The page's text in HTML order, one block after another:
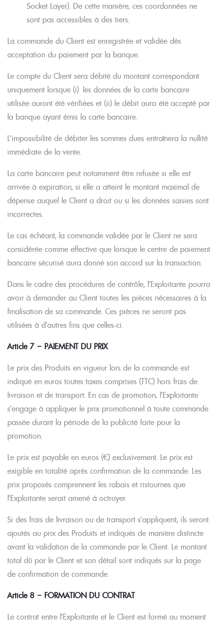
Socket Layer). De cette manière, ces coordonnées ne
sont pas accessibles à des tiers.
La commande du Client est enregistrée et validée dès
acceptation du paiement par la banque.
Le compte du Client sera débité du montant correspondant
uniquement lorsque (i) les données de la carte bancaire
utilisée auront été vérifiées et (ii) le débit aura été accepté par
la banque ayant émis la carte bancaire.
L’impossibilité de débiter les sommes dues entraînera la nullité
immédiate de la vente.
La carte bancaire peut notamment être refusée si elle est
arrivée à expiration, si elle a atteint le montant maximal de
dépense auquel le Client a droit ou si les données saisies sont
incorrectes.
Le cas échéant, la commande validée par le Client ne sera
considérée comme effective que lorsque le centre de paiement
bancaire sécurisé aura donné son accord sur la transaction.
Dans le cadre des procédures de contrôle, l’Exploitante pourra
avoir à demander au Client toutes les pièces nécessaires à la
finalisation de sa commande. Ces pièces ne seront pas
utilisées à d’autres fins que celles-ci.
Article 7 – PAIEMENT DU PRIX
Le prix des Produits en vigueur lors de la commande est
indiqué en euros toutes taxes comprises (TTC) hors frais de
livraison et de transport. En cas de promotion, l’Exploitante
s’engage à appliquer le prix promotionnel à toute commande
passée durant la période de la publicité faite pour la
promotion.
Le prix est payable en euros (€) exclusivement. Le prix est
exigible en totalité après confirmation de la commande. Les
prix proposés comprennent les rabais et ristournes que
l’Exploitante serait amené à octroyer.
Si des frais de livraison ou de transport s’appliquent, ils seront
ajoutés au prix des Produits et indiqués de manière distincte
avant la validation de la commande par le Client. Le montant
total dû par le Client et son détail sont indiqués sur la page
de confirmation de commande.
Article 8 – FORMATION DU CONTRAT
Le contrat entre l’Exploitante et le Client est formé au moment